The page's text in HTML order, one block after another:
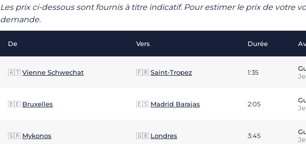
Les prix ci-dessous sont fournis à titre indicatif. Pour estimer le prix de votre
demande.
De Vers Durée
🇦🇹Vienne Schwechat 🇫🇷Saint-Tropez 1:35
🇧🇪 Bruxelles 🇪🇸 Madrid Barajas 2:05
🇬🇷 Mykonos 🇬🇧 Londres 3:45